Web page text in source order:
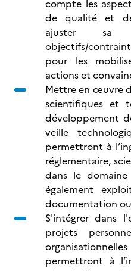
compte les
de qualité et
ajuster sa
objectifs/
pour les
actions et
Mettre en œuvre
scientifiques et
développement
veille
permettront à
réglementaire,
dans le
également
documentation
S'intégrer dans
projets
permettront à